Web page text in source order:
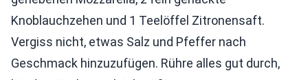
Knoblauchzehen und 1 Teelöffel Zitronensaft.
Vergiss nicht, etwas Salz und Pfeffer nach
Geschmack hinzuzufügen. Rühre alles gut durch,